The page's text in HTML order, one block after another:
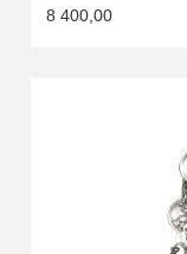
8 400,00